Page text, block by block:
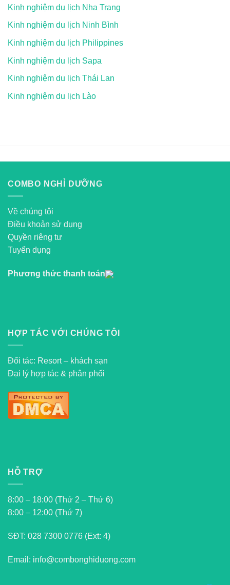
Kinh nghiệm du lịch Nha Trang
Kinh nghiệm du lịch Ninh Bình
Kinh nghiệm du lịch Philippines
Kinh nghiệm du lịch Sapa
Kinh nghiệm du lịch Thái Lan
Kinh nghiệm du lịch Lào
COMBO NGHỈ DƯỠNG
Về chúng tôi
Điều khoản sử dụng
Quyền riêng tư
Tuyển dụng
Phương thức thanh toán
HỢP TÁC VỚI CHÚNG TÔI
Đối tác: Resort – khách sạn
Đại lý hợp tác & phân phối
HỖ TRỢ
8:00 – 18:00 (Thứ 2 – Thứ 6)
8:00 – 12:00 (Thứ 7)
SĐT: 028 7300 0776 (Ext: 4)
Email: info@combonghiduong.com